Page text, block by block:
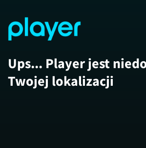
Ups... Player jest
Twojej lokalizacji